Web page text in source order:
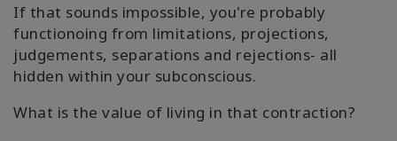
If that sounds impossible, you're probably
functionoing from limitations, projections,
judgements, separations and rejections- all
hidden within your subconscious.
What is the value of living in that contraction?